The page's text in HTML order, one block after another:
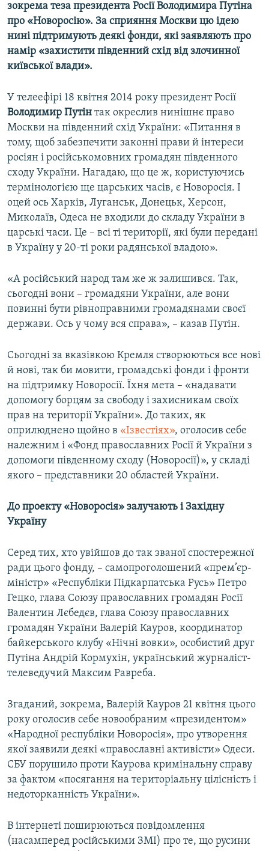
Усі сайти RFE/RL
зокрема теза президента Росії Володимира Путіна
про «Новоросію». За сприяння Москви цю ідею
нині підтримують деякі фонди, які заявляють про
намір «захистити південний схід від злочинної
київської влади».
У телеефірі 18 квітня 2014 року президент Росії
Володимир Путін так окреслив нинішнє право
Москви на південний схід України: «Питання в
тому, щоб забезпечити законні прави й інтереси
росіян і російськомовних громадян південного
сходу України. Нагадаю, що це ж, користуючись
термінологією ще царських часів, є Новоросія. І
оцей ось Харків, Луганськ, Донецьк, Херсон,
Миколаїв, Одеса не входили до складу України в
царські часи. Це – всі ті території, які були передані
в Україну у 20-ті роки радянської владою».
«А російський народ там же ж залишився. Так,
сьогодні вони – громадяни України, але вони
повинні бути рівноправними громадянами своєї
держави. Ось у чому вся справа», – казав Путін.
Сьогодні за вказівкою Кремля створюються все нові
й нові, так би мовити, громадські фонди і фронти
на підтримку Новоросії. Їхня мета – «надавати
допомогу борцям за свободу і захисникам своїх
прав на території України». До таких, як
оприлюднено щойно в «Ізвестіях», оголосив себе
належним і «Фонд православних Росії й України з
допомоги південному сходу (Новоросії)», у складі
якого – представники 20 областей України.
До проекту «Новоросія» залучають і Західну
Україну
Серед тих, хто увійшов до так званої спостережної
ради цього фонду, – самопроголошений «прем’єр-
міністр» «Республіки Підкарпатська Русь» Петро
Гецко, глава Союзу православних громадян Росії
Валентин Лєбедєв, глава Союзу православних
громадян України Валерій Кауров, координатор
байкерського клубу «Нічні вовки», особистий друг
Путіна Андрій Кормухін, український журналіст-
телеведучий Максим Равреба.
Згаданий, зокрема, Валерій Кауров 21 квітня цього
року оголосив себе новообраним «президентом»
«Народної республіки Новоросія», про утворення
якої заявили деякі «православні активісти» Одеси.
СБУ порушило проти Каурова кримінальну справу
за фактом «посягання на територіальну цілісність і
недоторканність України».
В інтернеті поширюються повідомлення
(насамперед російськими ЗМІ) про те, що русини